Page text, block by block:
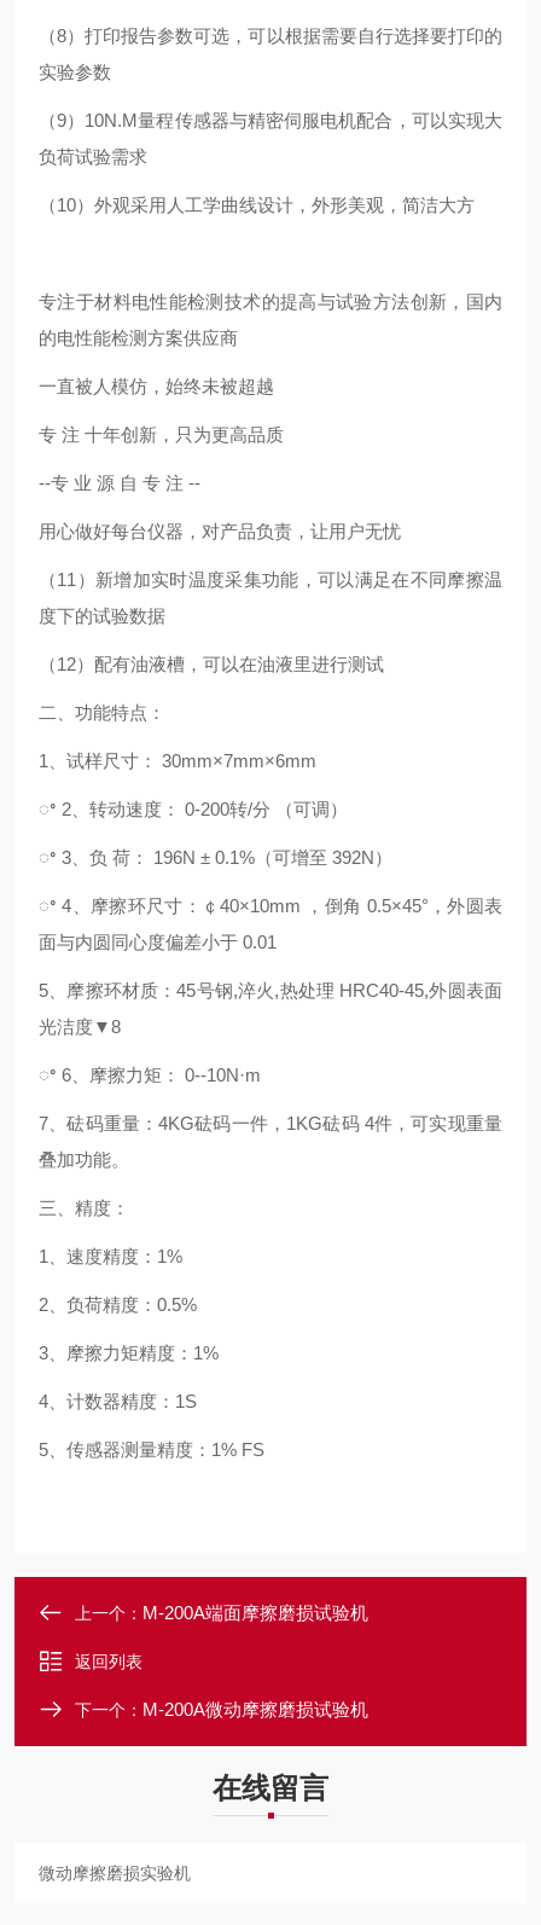
（8）打印报告参数可选，可以根据需要自行选择要打印的
实验参数
（9）10N.M量程传感器与精密伺服电机配合，可以实现大
负荷试验需求
（10）外观采用人工学曲线设计，外形美观，简洁大方
专注于材料电性能检测技术的提高与试验方法创新，国内
的电性能检测方案供应商
一直被人模仿，始终未被超越
专 注 十年创新，只为更高品质
--专 业 源 自 专 注 --
用心做好每台仪器，对产品负责，让用户无忧
（11）新增加实时温度采集功能，可以满足在不同摩擦温
度下的试验数据
（12）配有油液槽，可以在油液里进行测试
二、功能特点：
1、试样尺寸： 30mm×7mm×6mm
ꢀ 2、转动速度： 0-200转/分 （可调）
ꢀ 3、负 荷： 196N ± 0.1%（可增至 392N）
ꢀ 4、摩擦环尺寸：￠40×10mm ，倒角 0.5×45°，外圆表
面与内圆同心度偏差小于 0.01
5、摩擦环材质：45号钢,淬火,热处理 HRC40-45,外圆表面
光洁度▼8
ꢀ 6、摩擦力矩： 0--10N·m
7、砝码重量：4KG砝码一件，1KG砝码 4件，可实现重量
叠加功能。
三、精度：
1、速度精度：1%
2、负荷精度：0.5%
3、摩擦力矩精度：1%
4、计数器精度：1S
5、传感器测量精度：1% FS
上一个： M-200A端面摩擦磨损试验机
返回列表
下一个： M-200A微动摩擦磨损试验机
在线留言